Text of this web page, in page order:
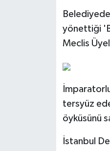
yönettiği
Meclis
tersyüz
öyküsünü
İstanbul